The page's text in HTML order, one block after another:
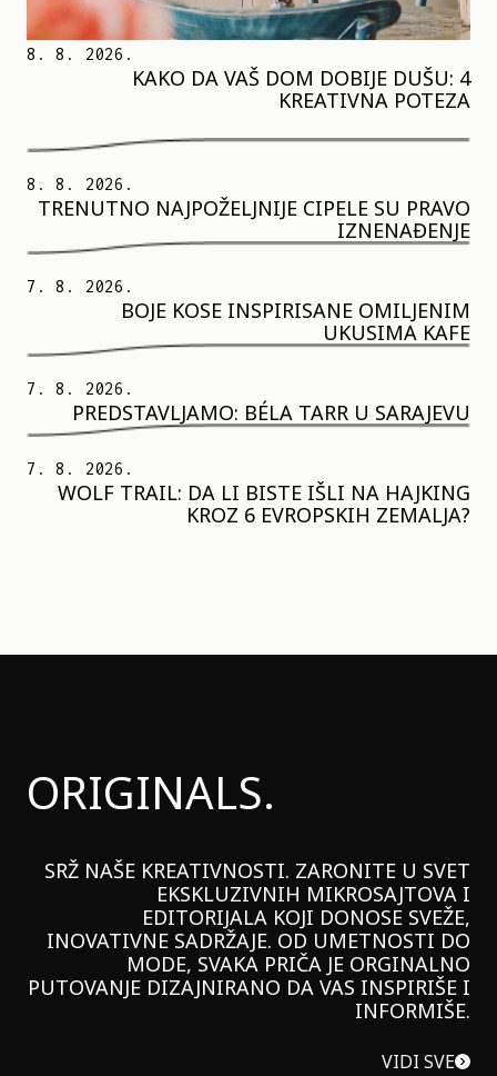
8. 8. 2026.
KAKO DA VAŠ DOM DOBIJE DUŠU: 4
KREATIVNA POTEZA
8. 8. 2026.
TRENUTNO NAJPOŽELJNIJE CIPELE SU PRAVO
IZNENAĐENJE
7. 8. 2026.
BOJE KOSE INSPIRISANE OMILJENIM
UKUSIMA KAFE
7. 8. 2026.
PREDSTAVLJAMO: BÉLA TARR U SARAJEVU
7. 8. 2026.
WOLF TRAIL: DA LI BISTE IŠLI NA HAJKING
KROZ 6 EVROPSKIH ZEMALJA?
ORIGINALS.
SRŽ NAŠE KREATIVNOSTI. ZARONITE U SVET
EKSKLUZIVNIH MIKROSAJTOVA I
EDITORIJALA KOJI DONOSE SVEŽE,
INOVATIVNE SADRŽAJE. OD UMETNOSTI DO
MODE, SVAKA PRIČA JE ORGINALNO
PUTOVANJE DIZAJNIRANO DA VAS INSPIRIŠE I
INFORMIŠE.
VIDI SVE